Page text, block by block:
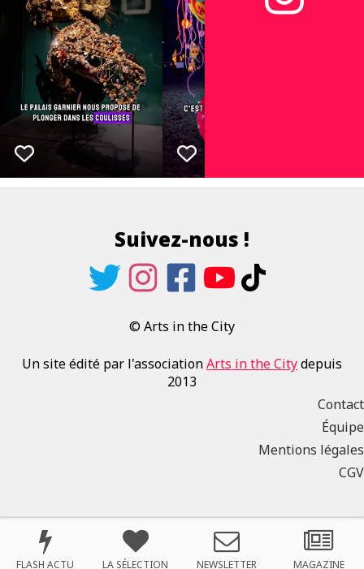
Suivez-nous !
© Arts in the City
Un site édité par l'associationArts in the Citydepuis
2013
Contact
Équipe
Mentions légales
CGV
FLASH ACTU LA SÉLECTION NEWSLETTER MAGAZINE